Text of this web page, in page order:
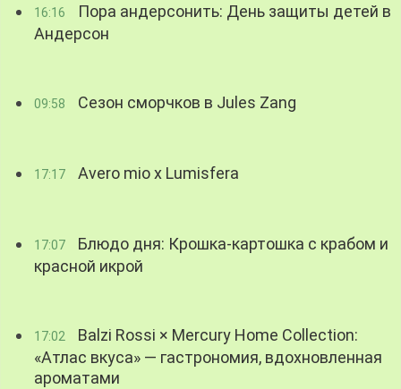
16:16
Пора андерсонить: День защиты детей в
Андерсон
09:58 Сезон сморчков в Jules Zang
17:17 Avero mio x Lumisfera
17:07
Блюдо дня: Крошка-картошка с крабом и
красной икрой
17:02
Balzi Rossi × Mercury Home Collection:
«Атлас вкуса» — гастрономия, вдохновленная
ароматами